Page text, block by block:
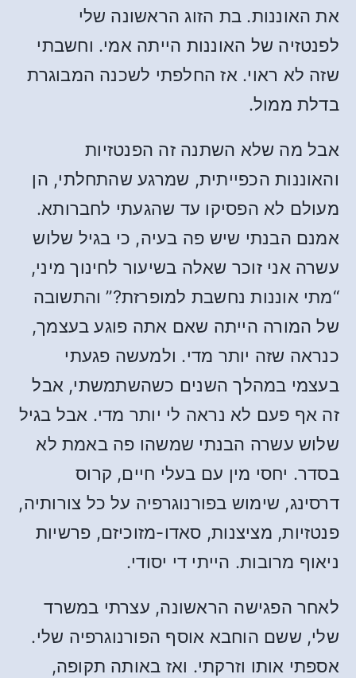
את האוננות. בת הזוג הראשונה שלי
לפנטזיה של האוננות הייתה אמי. וחשבתי
שזה לא ראוי. אז החלפתי לשכנה המבוגרת
בדלת ממול.
אבל מה שלא השתנה זה הפנטזיות
והאוננות הכפייתית, שמרגע שהתחלתי, הן
מעולם לא הפסיקו עד שהגעתי לחברותא.
אמנם הבנתי שיש פה בעיה, כי בגיל שלוש
עשרה אני זוכר שאלה בשיעור לחינוך מיני,
“מתי אוננות נחשבת למופרזת?” והתשובה
של המורה הייתה שאם אתה פוגע בעצמך,
כנראה שזה יותר מדי. ולמעשה פגעתי
בעצמי במהלך השנים כשהשתמשתי, אבל
זה אף פעם לא נראה לי יותר מדי. אבל בגיל
שלוש עשרה הבנתי שמשהו פה באמת לא
בסדר. יחסי מין עם בעלי חיים, קרוס
דרסינג, שימוש בפורנוגרפיה על כל צורותיה,
פנטזיות, מציצנות, סאדו-מזוכיזם, פרשיות
ניאוף מרובות. הייתי די יסודי.
לאחר הפגישה הראשונה, עצרתי במשרד
שלי, ששם הוחבא אוסף הפורנוגרפיה שלי.
אספתי אותו וזרקתי. ואז באותה תקופה,